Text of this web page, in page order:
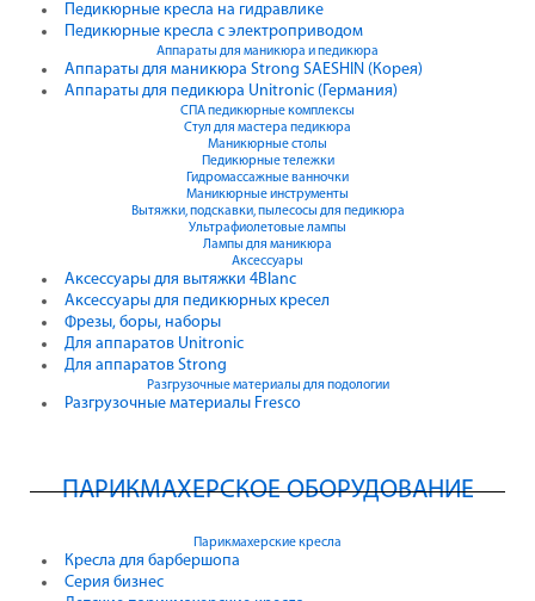
Педикюрные кресла на гидравлике
Педикюрные кресла с электроприводом
Аппараты для маникюра и педикюра
Аппараты для маникюра Strong SAESHIN (Корея)
Аппараты для педикюра Unitronic (Германия)
СПА педикюрные комплексы
Стул для мастера педикюра
Маникюрные столы
Педикюрные тележки
Гидромассажные ванночки
Маникюрные инструменты
Вытяжки, подскавки, пылесосы для педикюра
Ультрафиолетовые лампы
Лампы для маникюра
Аксессуары
Аксессуары для вытяжки 4Blanc
Аксессуары для педикюрных кресел
Фрезы, боры, наборы
Для аппаратов Unitronic
Для аппаратов Strong
Разгрузочные материалы для подологии
Разгрузочные материалы Fresco
ПАРИКМАХЕРСКОЕ ОБОРУДОВАНИЕ
Парикмахерские кресла
Кресла для барбершопа
Серия бизнес